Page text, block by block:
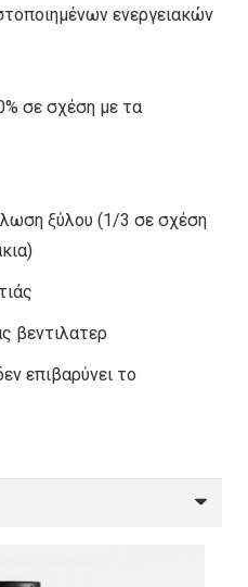
ενεργειακών
σε σχέση με τα
ξύλου (1/3 σε σχέση
βεντιλατερ
επιβαρύνει το